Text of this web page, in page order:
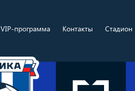
VIP-программа Контакты Стадион